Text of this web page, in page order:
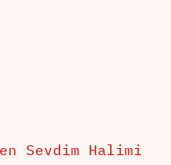
Sevdim Halimi